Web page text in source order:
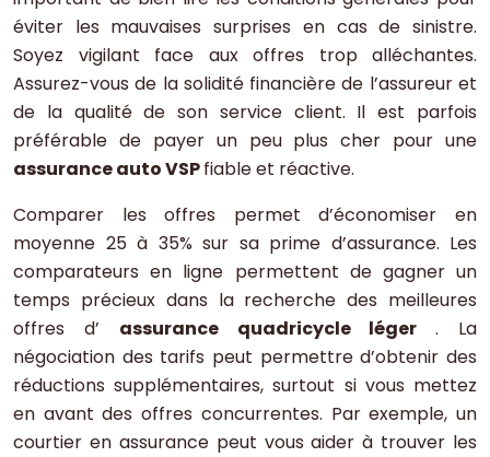
éviter les mauvaises surprises en cas de sinistre.
Soyez vigilant face aux offres trop alléchantes.
Assurez-vous de la solidité financière de l’assureur et
de la qualité de son service client. Il est parfois
préférable de payer un peu plus cher pour une
assurance auto VSPfiable et réactive.
Comparer les offres permet d’économiser en
moyenne 25 à 35% sur sa prime d’assurance. Les
comparateurs en ligne permettent de gagner un
temps précieux dans la recherche des meilleures
offres d’ assurance quadricycle léger. La
négociation des tarifs peut permettre d’obtenir des
réductions supplémentaires, surtout si vous mettez
en avant des offres concurrentes. Par exemple, un
courtier en assurance peut vous aider à trouver les